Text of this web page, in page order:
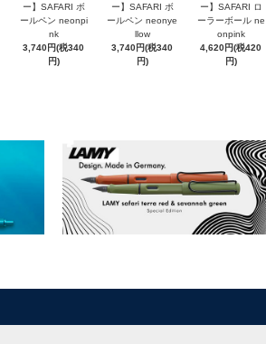
ー】SAFARI ボ
ールペン neonpi
nk
3,740円(税340
円)
ー】SAFARI ボ
ールペン neonye
llow
3,740円(税340
円)
ー】SAFARI ロ
ーラーボール ne
onpink
4,620円(税420
円)